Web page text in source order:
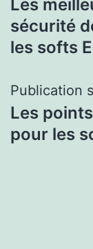
de
l’article
Les
sécurité
les softs
Publication
Les
pour les